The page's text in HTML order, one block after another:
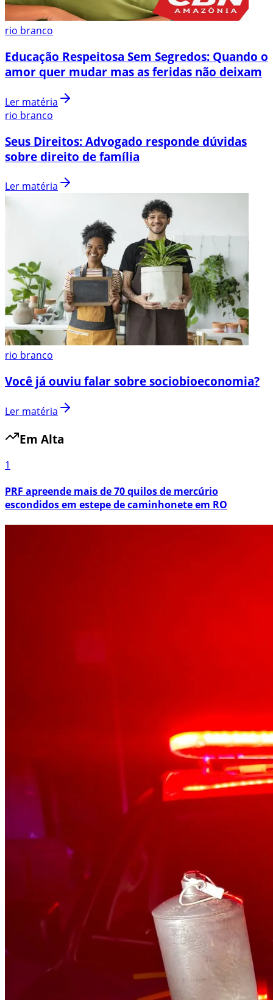
rio branco
Educação Respeitosa Sem Segredos: Quando o
amor quer mudar mas as feridas não deixam
Ler matéria
rio branco
Seus Direitos: Advogado responde dúvidas
sobre direito de família
Ler matéria
rio branco
Você já ouviu falar sobre sociobioeconomia?
Ler matéria
Em Alta
1
PRF apreende mais de 70 quilos de mercúrio
escondidos em estepe de caminhonete em RO